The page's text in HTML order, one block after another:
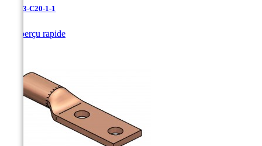
LCN-3-C20-1-1
Aperçu rapide